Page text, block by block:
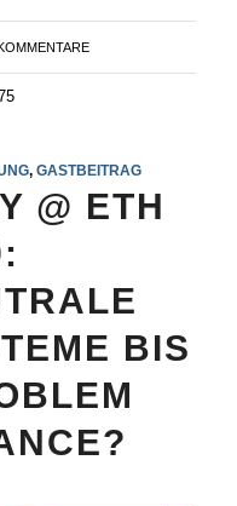
, GASTBEITRAG
@ ETH
BIS